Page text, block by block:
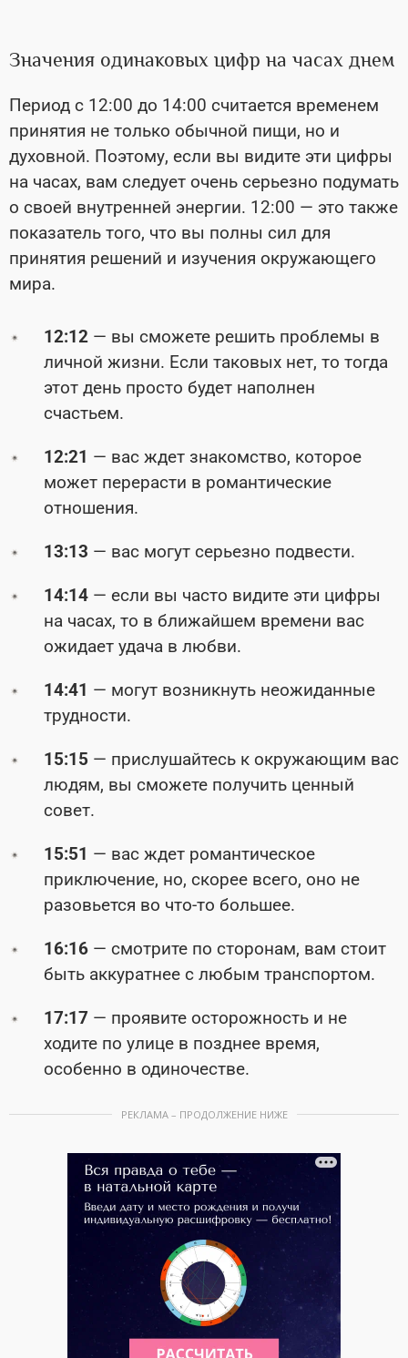
Значения одинаковых цифр на часах днем
Период с 12:00 до 14:00 считается временем
принятия не только обычной пищи, но и
духовной. Поэтому, если вы видите эти цифры
на часах, вам следует очень серьезно подумать
о своей внутренней энергии. 12:00 — это также
показатель того, что вы полны сил для
принятия решений и изучения окружающего
мира.
12:12 — вы сможете решить проблемы в
личной жизни. Если таковых нет, то тогда
этот день просто будет наполнен
счастьем.
12:21 — вас ждет знакомство, которое
может перерасти в романтические
отношения.
13:13 — вас могут серьезно подвести.
14:14 — если вы часто видите эти цифры
на часах, то в ближайшем времени вас
ожидает удача в любви.
14:41 — могут возникнуть неожиданные
трудности.
15:15 — прислушайтесь к окружающим вас
людям, вы сможете получить ценный
совет.
15:51 — вас ждет романтическое
приключение, но, скорее всего, оно не
разовьется во что-то большее.
16:16 — смотрите по сторонам, вам стоит
быть аккуратнее с любым транспортом.
17:17 — проявите осторожность и не
ходите по улице в позднее время,
особенно в одиночестве.
РЕКЛАМА – ПРОДОЛЖЕНИЕ НИЖЕ